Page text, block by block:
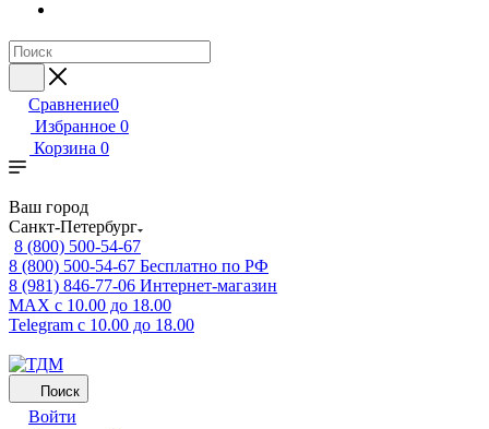
Сравнение0
Избранное 0
Корзина 0
Ваш город
Санкт-Петербург
8 (800) 500-54-67
8 (800) 500-54-67 Бесплатно по РФ
8 (981) 846-77-06 Интернет-магазин
MAX с 10.00 до 18.00
Telegram с 10.00 до 18.00
Поиск
Войти